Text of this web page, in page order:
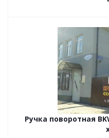
Ручка поворотная